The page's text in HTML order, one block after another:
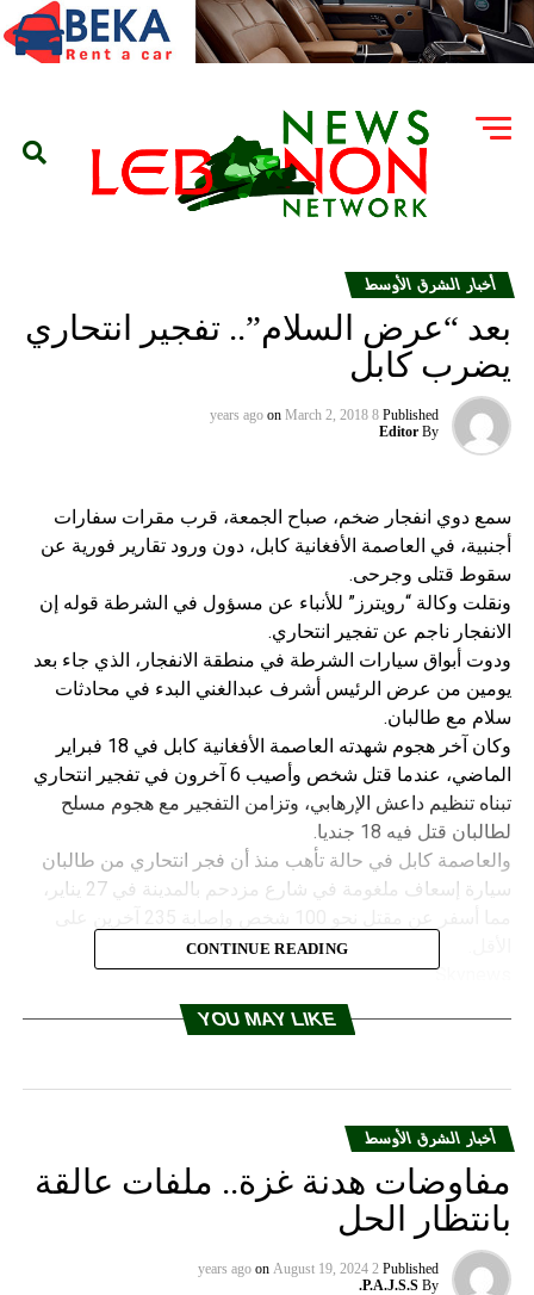
أخبار الشرق الأوسط
بعد “عرض السلام”.. تفجير انتحاري
يضرب كابل
Published
8 years ago
on March 2, 2018
By
Editor
سمع دوي انفجار ضخم، صباح الجمعة، قرب مقرات سفارات
أجنبية، في العاصمة الأفغانية كابل، دون ورود تقارير فورية عن
سقوط قتلى وجرحى.
ونقلت وكالة “رويترز” للأنباء عن مسؤول في الشرطة قوله إن
الانفجار ناجم عن تفجير انتحاري.
ودوت أبواق سيارات الشرطة في منطقة الانفجار، الذي جاء بعد
يومين من عرض الرئيس أشرف عبدالغني البدء في محادثات
سلام مع طالبان.
وكان آخر هجوم شهدته العاصمة الأفغانية كابل في 18 فبراير
الماضي، عندما قتل شخص وأصيب 6 آخرون في تفجير انتحاري
تبناه تنظيم داعش الإرهابي، وتزامن التفجير مع هجوم مسلح
لطالبان قتل فيه 18 جنديا.
والعاصمة كابل في حالة تأهب منذ أن فجر انتحاري من طالبان
سيارة إسعاف ملغومة في شارع مزدحم بالمدينة في 27 يناير،
Skynews
DON'T MISS
غازات “سامة مجهولة” تثير الحيرة بمدينة عربية
CONTINUE READING
YOU MAY LIKE
أخبار الشرق الأوسط
مفاوضات هدنة غزة.. ملفات عالقة
بانتظار الحل
Published
2 years ago
on August 19, 2024
By
P.A.J.S.S.